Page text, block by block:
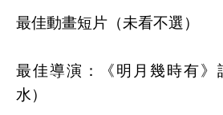
最佳動畫短片（未看不選）
最佳導演：《明月幾時有》
水）